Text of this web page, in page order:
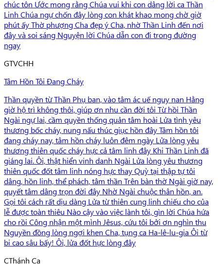
chúc tôn Ước mong rằng Chúa vui khi con dâng lời ca Thần
Linh Chúa ngự chốn đây lòng con khát khao mong chờ giờ
phút ấy Thờ phượng Cha đẹp ý Cha, nhờ Thần Linh đến nơi
đây và soi sáng Nguyện lời Chúa dẫn con đi trong đường
ngay
GTVCHH
Tâm Hồn Tôi Đang Cháy
Thần quyền từ Thần Phụ ban, vào tâm ác uế nguy nan Hằng
giờ hộ trì không thôi, giúp ơn nhu cần đời tôi Từ hồi Thần
Ngài ngự lai, cầm quyền thống quản tâm hoài Lửa tình yêu
thương bốc cháy, nung nấu thúc giục hồn đây Tâm hồn tôi
đang cháy nay, tâm hồn cháy luôn đêm ngày Lửa lòng yêu
thương thiên quốc cháy hực cả tâm linh đây Khi Thần Linh đã
giáng lai. Ôi, thật hiển vinh danh Ngài Lửa lòng yêu thương
thiên quốc đốt tâm linh nóng hực thay Quỳ tại thập tự tôi
dâng, hồn linh, thể phách, tâm thần Trên bàn thờ Ngài giờ nay,
quyết tâm dâng trọn đời đây Nhờ Ngài chuộc thân hồn, an.
Gọi tôi cách rất dịu dàng Lửa từ thiên cung linh chiếu cho của
lễ được toàn thiêu Nào cậy vào việc lành tôi, gìn lời Chúa hứa
cho rồi Công nhận một mình Jêsus, cứu tôi bởi ơn nghìn thu
Nguyền đồng lòng ngợi khen Cha, tụng ca Ha-lê-lu-gia Ôi từ
bi cao sâu bấy! Ôi, lửa đốt hực lòng đây
CThánh Ca